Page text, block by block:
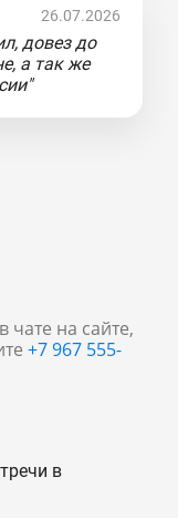
26.07.2026
довез до
а так же
на сайте,
+7 967 555-
в